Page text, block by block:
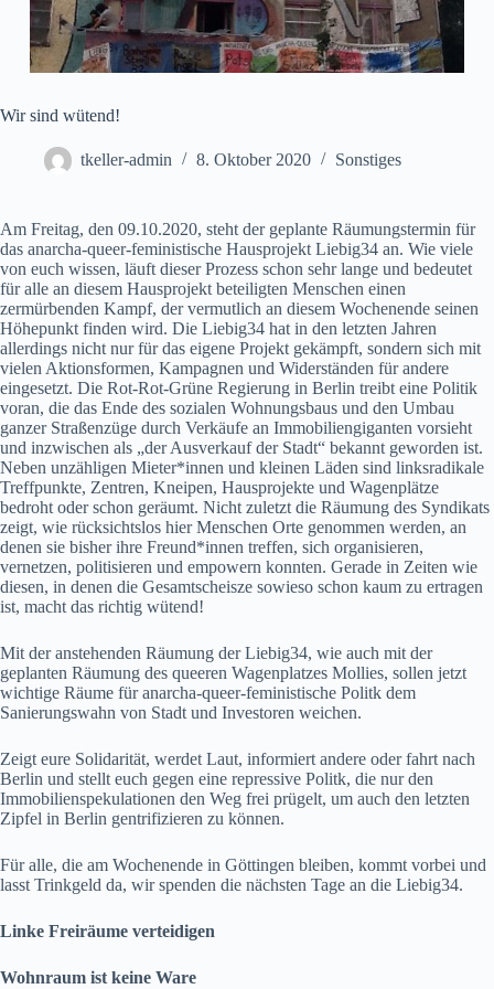
Wir sind wütend!
tkeller-admin 8. Oktober 2020 Sonstiges
Am Freitag, den 09.10.2020, steht der geplante Räumungstermin für
das anarcha-queer-feministische Hausprojekt Liebig34 an. Wie viele
von euch wissen, läuft dieser Prozess schon sehr lange und bedeutet
für alle an diesem Hausprojekt beteiligten Menschen einen
zermürbenden Kampf, der vermutlich an diesem Wochenende seinen
Höhepunkt finden wird. Die Liebig34 hat in den letzten Jahren
allerdings nicht nur für das eigene Projekt gekämpft, sondern sich mit
vielen Aktionsformen, Kampagnen und Widerständen für andere
eingesetzt. Die Rot-Rot-Grüne Regierung in Berlin treibt eine Politik
voran, die das Ende des sozialen Wohnungsbaus und den Umbau
ganzer Straßenzüge durch Verkäufe an Immobiliengiganten vorsieht
und inzwischen als „der Ausverkauf der Stadt“ bekannt geworden ist.
Neben unzähligen Mieter*innen und kleinen Läden sind linksradikale
Treffpunkte, Zentren, Kneipen, Hausprojekte und Wagenplätze
bedroht oder schon geräumt. Nicht zuletzt die Räumung des Syndikats
zeigt, wie rücksichtslos hier Menschen Orte genommen werden, an
denen sie bisher ihre Freund*innen treffen, sich organisieren,
vernetzen, politisieren und empowern konnten. Gerade in Zeiten wie
diesen, in denen die Gesamtscheisze sowieso schon kaum zu ertragen
ist, macht das richtig wütend!
Mit der anstehenden Räumung der Liebig34, wie auch mit der
geplanten Räumung des queeren Wagenplatzes Mollies, sollen jetzt
wichtige Räume für anarcha-queer-feministische Politk dem
Sanierungswahn von Stadt und Investoren weichen.
Zeigt eure Solidarität, werdet Laut, informiert andere oder fahrt nach
Berlin und stellt euch gegen eine repressive Politk, die nur den
Immobilienspekulationen den Weg frei prügelt, um auch den letzten
Zipfel in Berlin gentrifizieren zu können.
Für alle, die am Wochenende in Göttingen bleiben, kommt vorbei und
lasst Trinkgeld da, wir spenden die nächsten Tage an die Liebig34.
Linke Freiräume verteidigen
Wohnraum ist keine Ware